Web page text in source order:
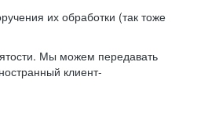
их обработки (так тоже
Мы можем передавать
клиент-